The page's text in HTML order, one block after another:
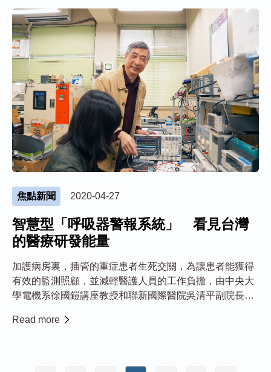
焦點新聞 2020-04-27
智慧型「呼吸器警報系統」 看見台灣
的醫療研發能量
加護病房裏，插管的重症患者生死交關，為讓患者能獲得
有效的監測照顧，並減輕醫護人員的工作負擔，由中央大
學電機系徐國鎧講座教授和聯新國際醫院吳清平副院長團
供患者最佳每分鐘通氣量，還有當呼吸參數異常時，可立
Read more